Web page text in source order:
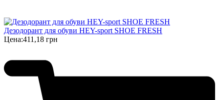
Дезодорант для обуви HEY-sport SHOE FRESH
Цена:411,18 грн